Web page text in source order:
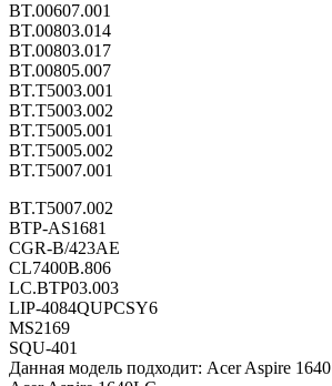
BT.00607.001
BT.00803.014
BT.00803.017
BT.00805.007
BT.T5003.001
BT.T5003.002
BT.T5005.001
BT.T5005.002
BT.T5007.001
BT.T5007.002
BTP-AS1681
CGR-B/423AE
CL7400B.806
LC.BTP03.003
LIP-4084QUPCSY6
MS2169
SQU-401
Данная модель подходит: Acer Aspire 1640